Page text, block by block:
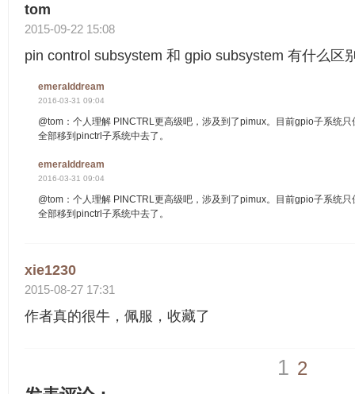
tom
2015-09-22 15:08
pin control subsystem 和 gpio subsystem 有什么区
emeralddream
2016-03-31 09:04
@tom：个人理解 PINCTRL更高级吧，涉及到了pimux。目前gpio子系统
全部移到pinctrl子系统中去了。
emeralddream
2016-03-31 09:04
@tom：个人理解 PINCTRL更高级吧，涉及到了pimux。目前gpio子系统
全部移到pinctrl子系统中去了。
xie1230
2015-08-27 17:31
作者真的很牛，佩服，收藏了
1 2